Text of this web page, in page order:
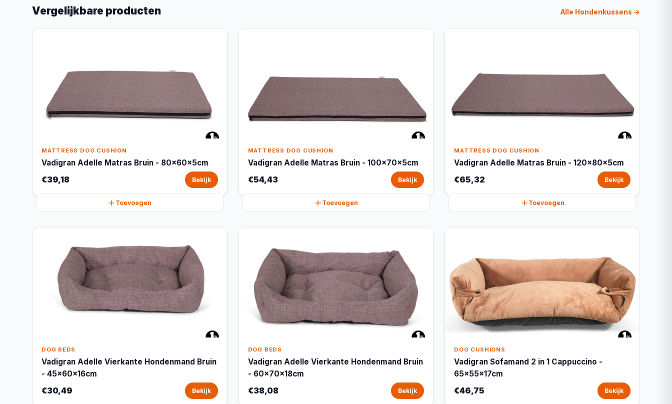
Vergelijkbare producten Alle Hondenkussens →
MATTRESS DOG CUSHION
Vadigran Adelle Matras Bruin - 80x60x5cm
€39,18 Bekijk
Toevoegen
MATTRESS DOG CUSHION
Vadigran Adelle Matras Bruin - 100x70x5cm
€54,43 Bekijk
Toevoegen
MATTRESS DOG CUSHION
Vadigran Adelle Matras Bruin - 120x80x5cm
€65,32 Bekijk
Toevoegen
DOG BEDS
Vadigran Adelle Vierkante Hondenmand Bruin
- 45x60x16cm
€30,49 Bekijk
DOG BEDS
Vadigran Adelle Vierkante Hondenmand Bruin
- 60x70x18cm
€38,08 Bekijk
DOG CUSHIONS
Vadigran Sofamand 2 in 1 Cappuccino -
65x55x17cm
€46,75 Bekijk